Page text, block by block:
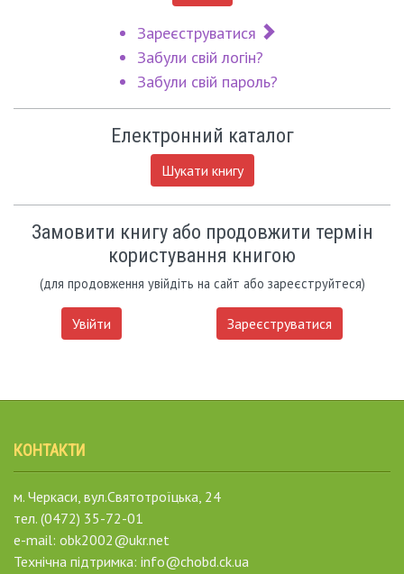
Зареєструватися
Забули свій логін?
Забули свій пароль?
Електронний каталог
Шукати книгу
Замовити книгу або продовжити термін
користування книгою
(для продовження увійдіть на сайт або зареєструйтеся)
Увійти Зареєструватися
КОНТАКТИ
м. Черкаси, вул.Святотроїцька, 24
тел. (0472) 35-72-01
e-mail: obk2002@ukr.net
Технічна підтримка: info@chobd.ck.ua